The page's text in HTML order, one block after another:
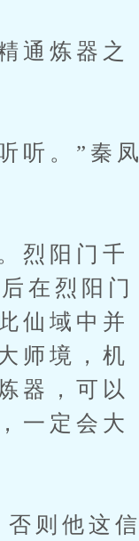
通炼器之
听。”秦凤
烈阳门千
在烈阳门
仙域中并
师境，机
器，可以
一定会大
则他这信